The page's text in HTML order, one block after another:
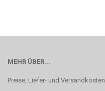
MEHR ÜBER...
Preise, Liefer- und Versandkosten